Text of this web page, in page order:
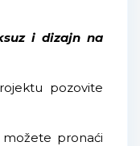
i dizajn na
pozovite
pronaći